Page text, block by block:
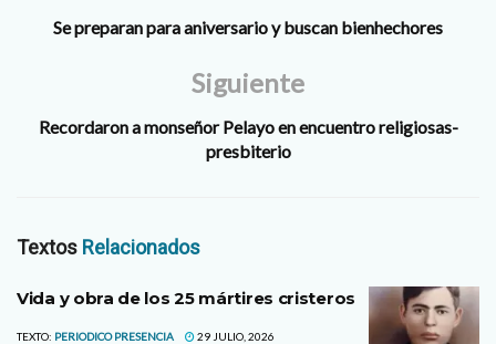
Se preparan para aniversario y buscan bienhechores
Siguiente
Recordaron a monseñor Pelayo en encuentro religiosas-
presbiterio
Textos Relacionados
Vida y obra de los 25 mártires cristeros
TEXTO: PERIODICO PRESENCIA 29 JULIO, 2026